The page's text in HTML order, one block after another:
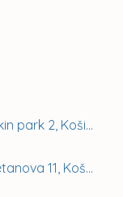
Voľné pracovné miesto - MŠ Zuzkin park 2, Košice -...
Voľné pracovné miesto - MŠ Smetanova 11, Košice -...